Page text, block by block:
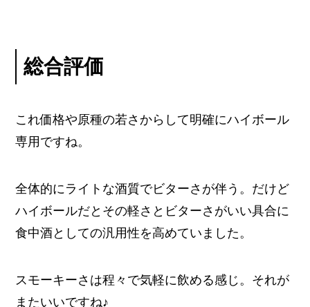
総合評価
これ価格や原種の若さからして明確にハイボール
専用ですね。
全体的にライトな酒質でビターさが伴う。だけど
ハイボールだとその軽さとビターさがいい具合に
食中酒としての汎用性を高めていました。
スモーキーさは程々で気軽に飲める感じ。それが
またいいですね♪